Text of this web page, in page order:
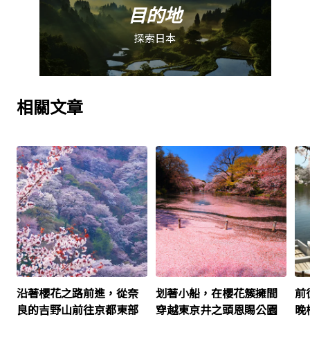
目的地
探索日本
相關文章
沿著櫻花之路前進，從奈
良的吉野山前往京都東部
划著小船，在櫻花簇擁間
穿越東京井之頭恩賜公園
前
晚